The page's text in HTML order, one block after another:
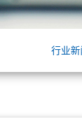
行业